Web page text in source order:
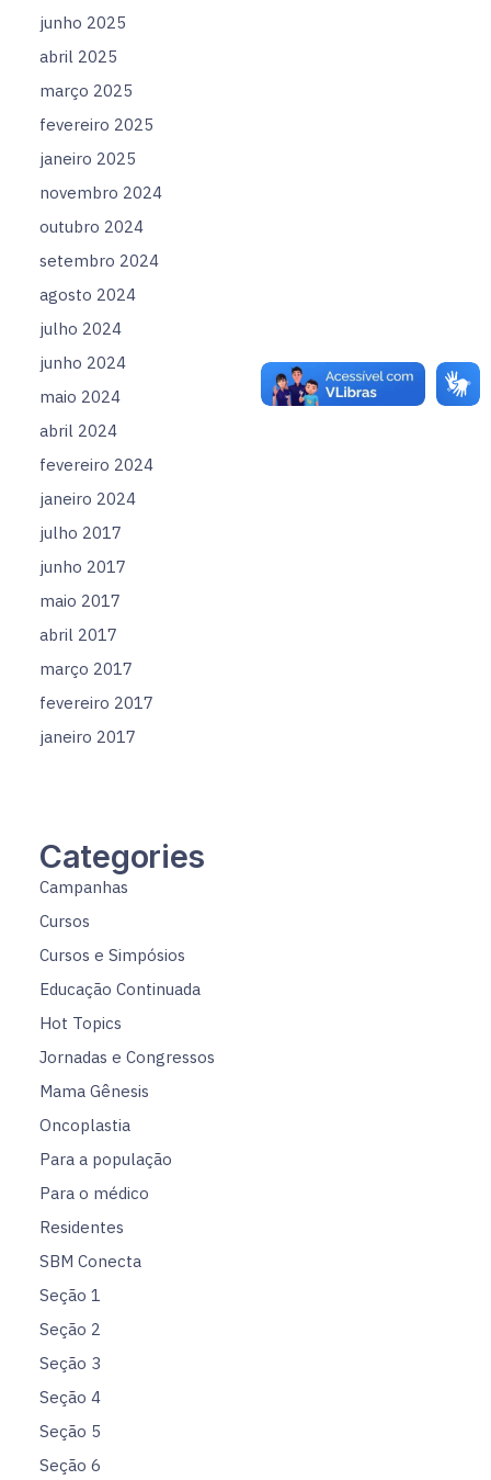
junho 2025
abril 2025
março 2025
fevereiro 2025
janeiro 2025
novembro 2024
outubro 2024
setembro 2024
agosto 2024
julho 2024
junho 2024
maio 2024
abril 2024
fevereiro 2024
janeiro 2024
julho 2017
junho 2017
maio 2017
abril 2017
março 2017
fevereiro 2017
janeiro 2017
Categories
Campanhas
Cursos
Cursos e Simpósios
Educação Continuada
Hot Topics
Jornadas e Congressos
Mama Gênesis
Oncoplastia
Para a população
Para o médico
Residentes
SBM Conecta
Seção 1
Seção 2
Seção 3
Seção 4
Seção 5
Seção 6